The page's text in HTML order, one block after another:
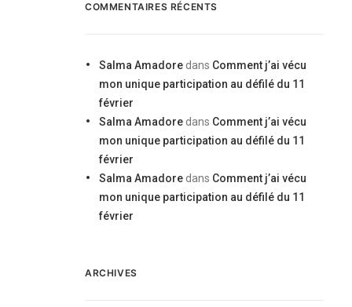
COMMENTAIRES RÉCENTS
Salma Amadore dans Comment j’ai vécu
mon unique participation au défilé du 11
février
Salma Amadore dans Comment j’ai vécu
mon unique participation au défilé du 11
février
Salma Amadore dans Comment j’ai vécu
mon unique participation au défilé du 11
février
ARCHIVES